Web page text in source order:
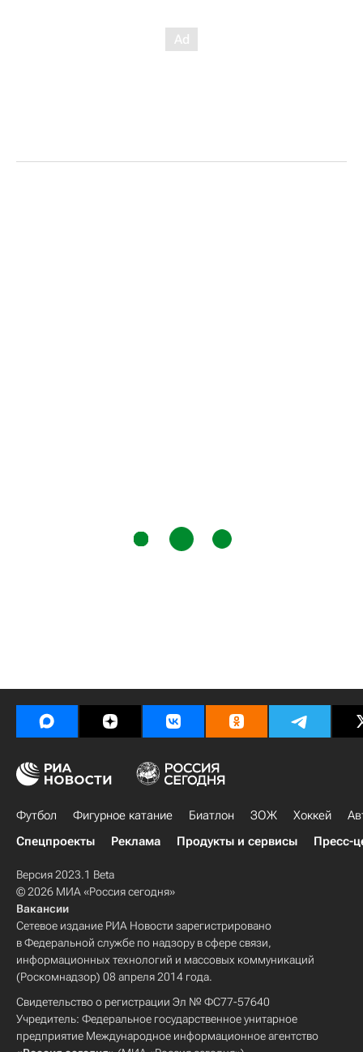
Футбол Фигурное катание Биатлон ЗОЖ Хоккей
Спецпроекты
Реклама Продукты и сервисы Пресс-
Версия 2023.1 Beta
© 2026 МИА «Россия сегодня»
Вакансии
Сетевое издание РИА Новости зарегистрировано
в Федеральной службе по надзору в сфере связи,
информационных технологий и массовых коммуникаций
(Роскомнадзор) 08 апреля 2014 года.
Свидетельство о регистрации Эл № ФС77-57640
Учредитель: Федеральное государственное унитарное
предприятие Международное информационное агентство